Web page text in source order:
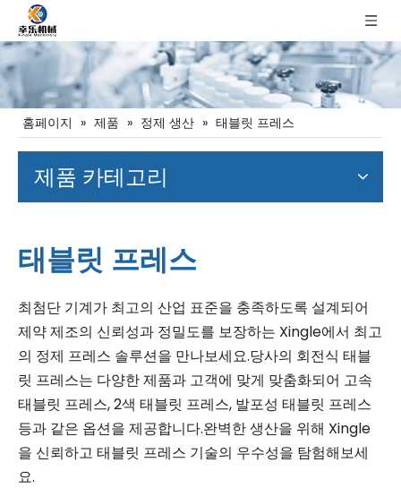
홈페이지 » 제품 » 정제 생산 » 태블릿 프레스
제품 카테고리
태블릿 프레스
최첨단 기계가 최고의 산업 표준을 충족하도록 설계되어
제약 제조의 신뢰성과 정밀도를 보장하는 Xingle에서 최고
의 정제 프레스 솔루션을 만나보세요.당사의 회전식 태블
릿 프레스는 다양한 제품과 고객에 맞게 맞춤화되어 고속
태블릿 프레스, 2색 태블릿 프레스, 발포성 태블릿 프레스
등과 같은 옵션을 제공합니다.완벽한 생산을 위해 Xingle
을 신뢰하고 태블릿 프레스 기술의 우수성을 탐험해보세
요.